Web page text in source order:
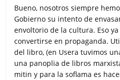
Bueno, nosotros siempre
Gobierno su intento de
envoltorio de la cultura. Eso
convertirse en propaganda.
del libro, (en Usera tuvimos
una panoplia de libros
mitin y para la soflama es